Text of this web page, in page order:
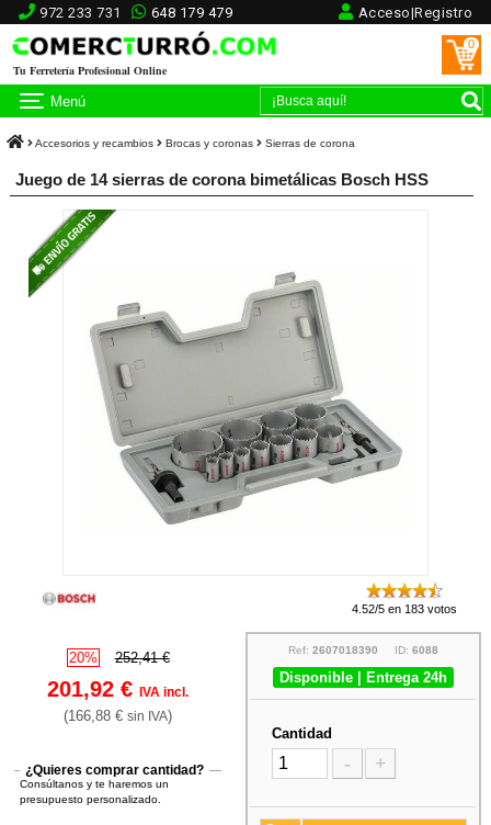
972 233 731 648 179 479 Acceso|Registro
Tu Ferretería Profesional Online
0
Menú
Accesorios y recambios Brocas y coronas Sierras de corona
Juego de 14 sierras de corona bimetálicas Bosch HSS
4.52/5 en 183 votos
20% 252,41 €
201,92 €IVA incl.
(166,88 €sin IVA)
¿Quieres comprar cantidad?
Consúltanos y te haremos un
presupuesto personalizado.
Ref: 2607018390 ID: 6088
Disponible | Entrega 24h
Cantidad
- +